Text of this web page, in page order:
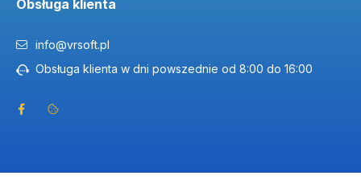
Obsługa klienta
info@vrsoft.pl
Obsługa klienta w dni powszednie od 8:00 do 16:00